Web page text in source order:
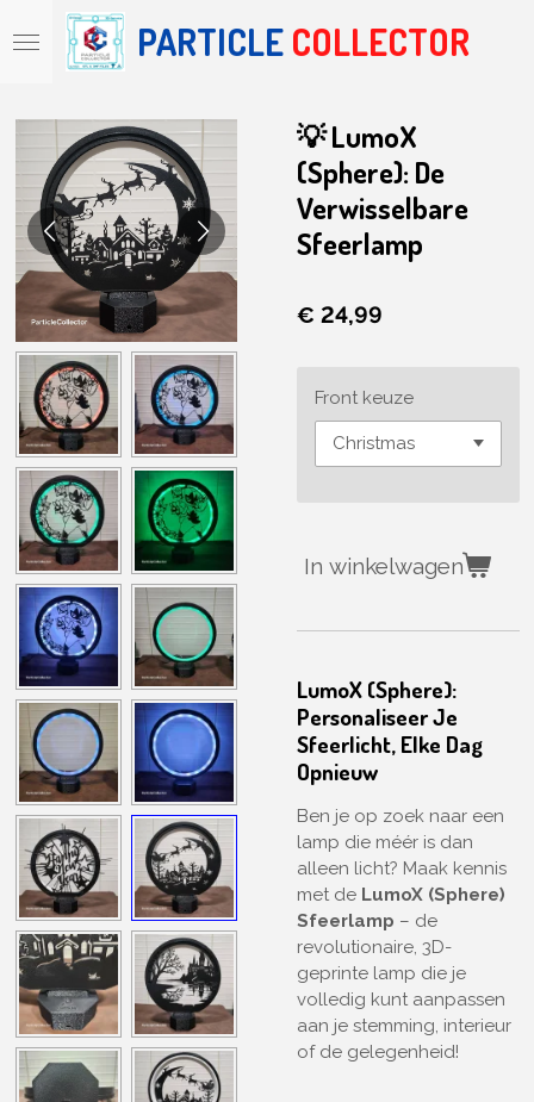
direct
hoofdinhoud
PARTICLE COLLECTOR
💡 LumoX
(Sphere): De
Verwisselbare
Sfeerlamp
€ 24,99
Front keuze
In winkelwagen
LumoX (Sphere):
Personaliseer Je
Sfeerlicht, Elke Dag
Opnieuw
Ben je op zoek naar een
lamp die méér is dan
alleen licht? Maak kennis
met de LumoX (Sphere)
Sfeerlamp – de
revolutionaire, 3D-
geprinte lamp die je
volledig kunt aanpassen
aan je stemming, interieur
of de gelegenheid!